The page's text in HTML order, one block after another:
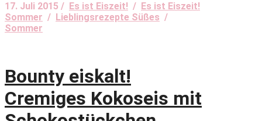
17. Juli 2015 / Es ist Eiszeit! / Es ist Eiszeit!
Sommer / Lieblingsrezepte Süßes /
Sommer
Bounty eiskalt!
Cremiges Kokoseis mit